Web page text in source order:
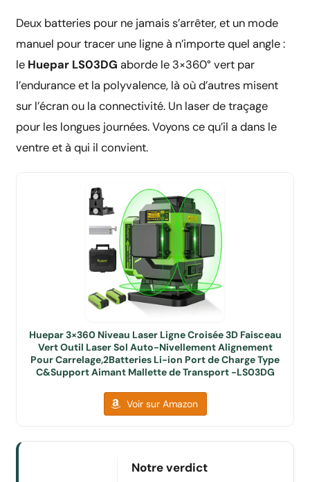
Deux batteries pour ne jamais s’arrêter, et un mode
manuel pour tracer une ligne à n’importe quel angle :
le Huepar LS03DG aborde le 3×360° vert par
l’endurance et la polyvalence, là où d’autres misent
sur l’écran ou la connectivité. Un laser de traçage
pour les longues journées. Voyons ce qu’il a dans le
ventre et à qui il convient.
Huepar 3×360 Niveau Laser Ligne Croisée 3D Faisceau
Vert Outil Laser Sol Auto-Nivellement Alignement
Pour Carrelage,2Batteries Li-ion Port de Charge Type
C&Support Aimant Mallette de Transport -LS03DG
Voir sur Amazon
Notre verdict